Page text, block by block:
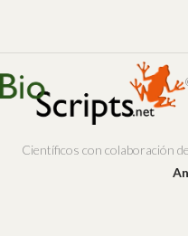
Científicos con colaboración